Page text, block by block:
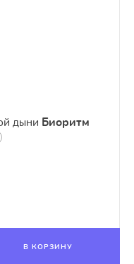
дыни Биоритм
В КОРЗИНУ